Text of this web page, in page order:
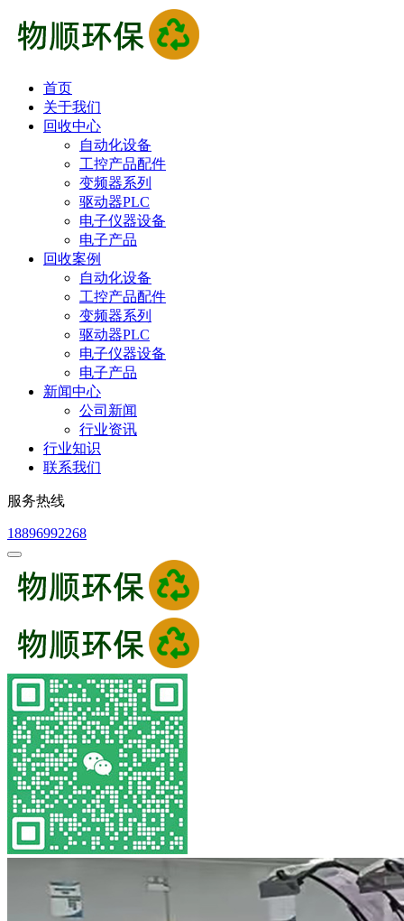
首页
关于我们
回收中心
自动化设备
工控产品配件
变频器系列
驱动器PLC
电子仪器设备
电子产品
回收案例
自动化设备
工控产品配件
变频器系列
驱动器PLC
电子仪器设备
电子产品
新闻中心
公司新闻
行业资讯
行业知识
联系我们
服务热线
18896992268